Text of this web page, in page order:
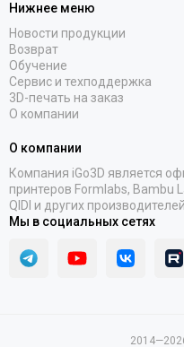
Нижнее меню
Новости продукции
Возврат
Обучение
Сервис и техподдержка
3D-печать на заказ
О компании
О компании
Компания iGo3D является
принтеров Formlabs, Bambu
QIDI и других производителей.
Мы в социальных сетях